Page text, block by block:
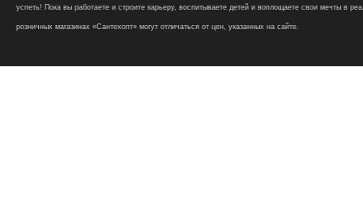
успеть! Пока вы работаете и строите карьеру, воспитываете детей и воплощаете свои мечты в
розничных магазинах «Сантехопт» могут отличаться от цен, указанных на сайте.